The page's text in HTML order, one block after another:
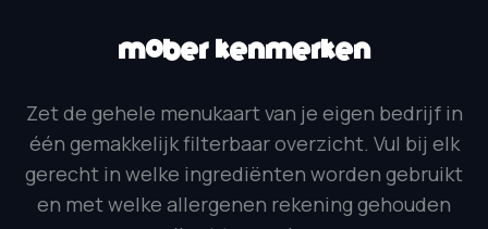
Mober Kenmerken
Zet de gehele menukaart van je eigen bedrijf in
één gemakkelijk filterbaar overzicht. Vul bij elk
gerecht in welke ingrediënten worden gebruikt
en met welke allergenen rekening gehouden